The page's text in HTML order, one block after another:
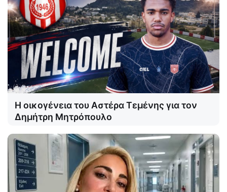
Η οικογένεια του Αστέρα Τεμένης για τον
Δημήτρη Μητρόπουλο